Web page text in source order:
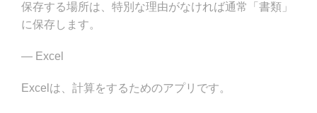
保存する場所は、特別な理由がなければ通常「書類」
に保存します。
— Excel
Excelは、計算をするためのアプリです。